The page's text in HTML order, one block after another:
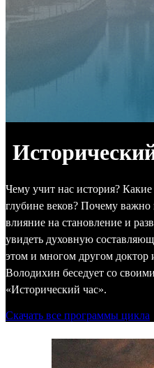
Чему учит нас история?
глубине веков? Почему
влияние на становление и
увидеть духовную
этом и многом другом доктор
Володихин беседует со
«Исторический час».
Скачать все программы цикла